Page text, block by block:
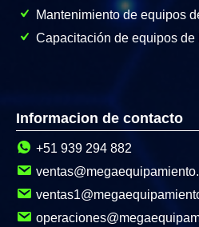
Mantenimiento de equipos
Capacitación de equipos de
Informacion de contacto
+51 939 294 882